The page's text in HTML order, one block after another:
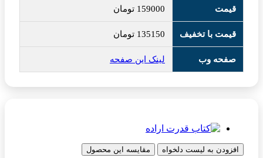
قیمت 159000 تومان
قیمت با تخفیف 135150 تومان
صفحه وب لینک این صفحه
افزودن به لیست دلخواه مقایسه این محصول